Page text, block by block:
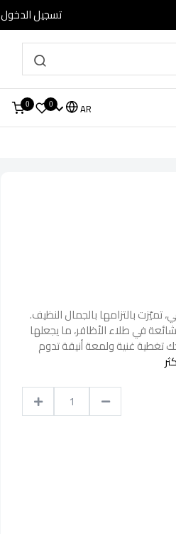
تسجيل الدخول
AR
0
0
تميّزت بالتزامها بالجمال النظيف.
ضارة شائعة في طلاء الأظافر، ما يجعلها
تغطية غنية ولمعة أنيقة تدوم